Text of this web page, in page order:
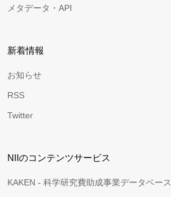
メタデータ・API
新着情報
お知らせ
RSS
Twitter
NIIのコンテンツサービス
KAKEN - 科学研究費助成事業データベース